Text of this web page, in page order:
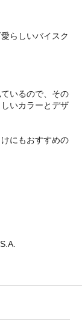
らしいバイスク
いるので、その
いカラーとデザ
にもおすすめの